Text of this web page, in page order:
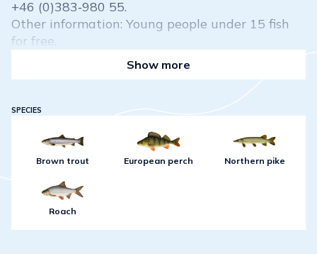
+46 (0)383‑980 55.
Other information: Young people under 15 fish
for free.
Show more
SPECIES
Brown trout European perch Northern pike
Roach